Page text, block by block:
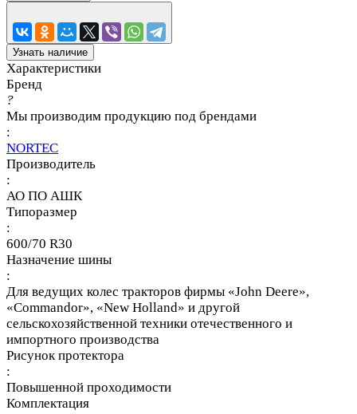
Узнать наличие
Характеристики
Бренд
?
Мы производим продукцию под брендами
:
NORTEC
Производитель
:
АО ПО АШК
Типоразмер
:
600/70 R30
Назначение шины
:
Для ведущих колес тракторов фирмы «John Deere»,
«Commandor», «New Holland» и другой
сельскохозяйственной техники отечественного и
импортного производства
Рисунок протектора
:
Повышенной проходимости
Комплектация